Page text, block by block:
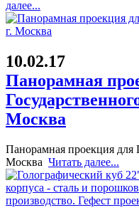
далее...
10.02.17
Панорамная
Москва
Панорамная проекция для
Москва Читать далее...